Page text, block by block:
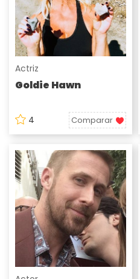
Actriz
Goldie Hawn
4 Comparar